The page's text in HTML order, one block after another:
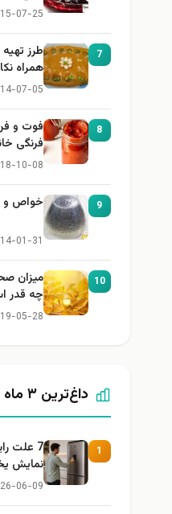
07-25
7
طرز
همراه
07-05
8
فوت و
فرنگی
10-08
9 خواص و
01-31
10
چه قدر
05-28
داغ‌ترین ۳ ماه اخیر
1
7 علت
نمایش
06-09